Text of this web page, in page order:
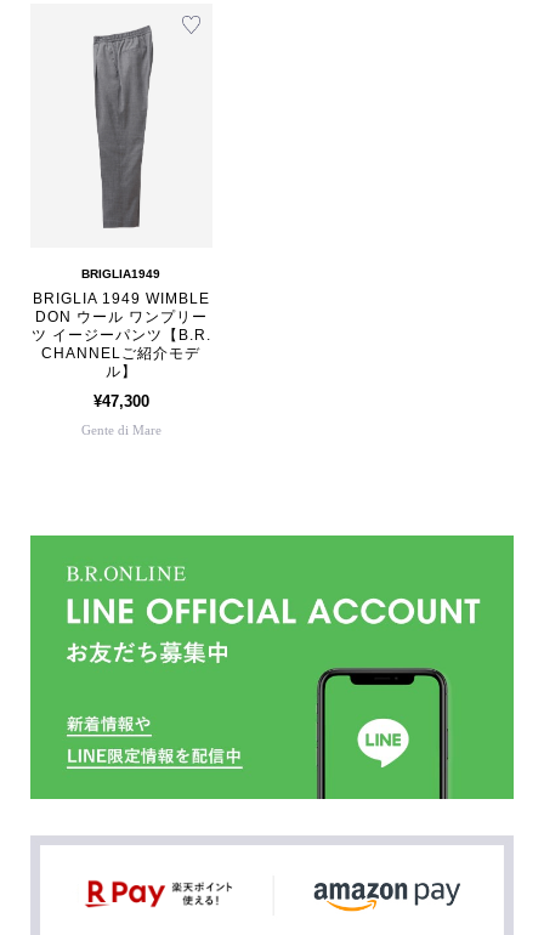
BRIGLIA1949
BRIGLIA 1949 WIMBLE
DON ウール ワンプリー
ツ イージーパンツ【B.R.
CHANNELご紹介モデ
ル】
¥47,300
Gente di Mare